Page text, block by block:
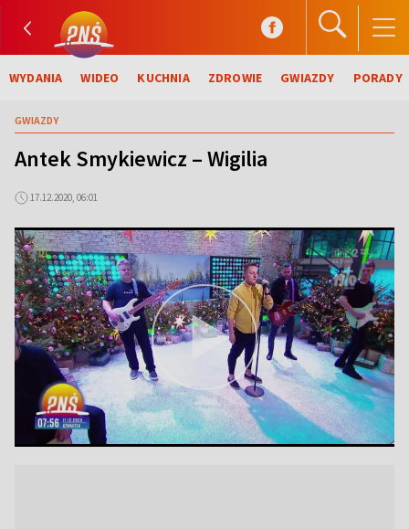
WYDANIA WIDEO KUCHNIA ZDROWIE GWIAZDY PORADY
GWIAZDY
Antek Smykiewicz – Wigilia
17.12.2020, 06:01